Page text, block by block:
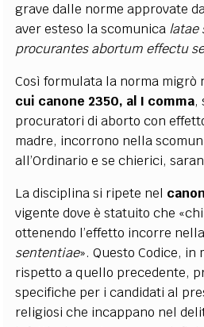
grave dalle norme approvate
aver esteso la scomunica latae
procurantes abortum effectu
Così formulata la norma migrò
cui canone 2350, al I comma,
procuratori di aborto con
madre, incorrono nella
all’Ordinario e se chierici,
La disciplina si ripete nel
vigente dove è statuito che
ottenendo l’effetto incorre
sententiae».Questo Codice, in
rispetto a quello precedente,
specifiche per i candidati al
religiosi che incappano nel